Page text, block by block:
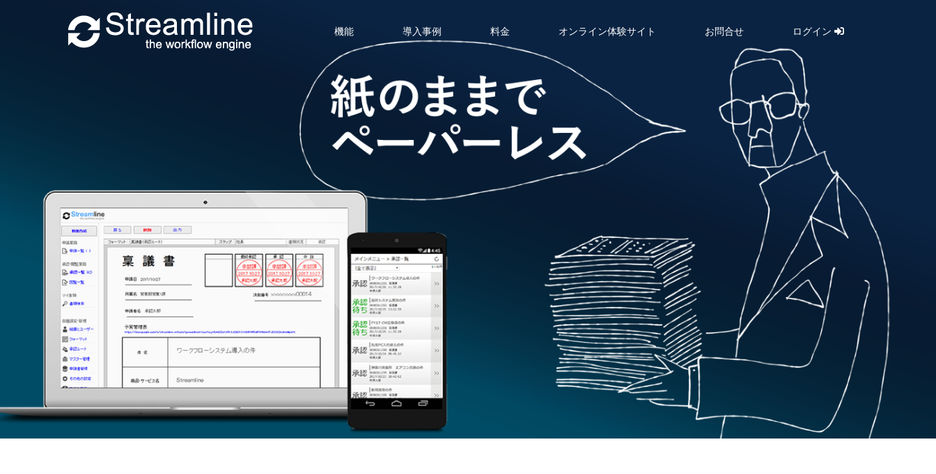
機能 導入事例 料金 オンライン体験サイト お問合せ ログイン